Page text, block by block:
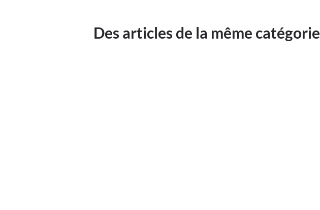
Des articles de la même catégorie